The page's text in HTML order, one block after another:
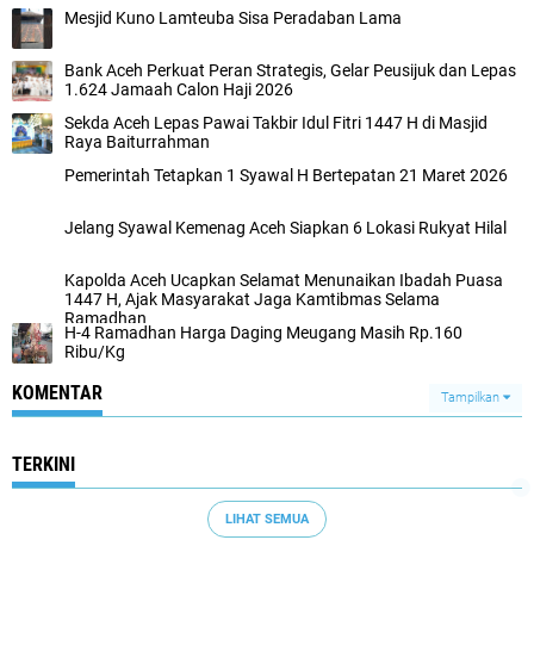
Mesjid Kuno Lamteuba Sisa Peradaban Lama
Bank Aceh Perkuat Peran Strategis, Gelar Peusijuk dan Lepas
1.624 Jamaah Calon Haji 2026
Sekda Aceh Lepas Pawai Takbir Idul Fitri 1447 H di Masjid
Raya Baiturrahman
Pemerintah Tetapkan 1 Syawal H Bertepatan 21 Maret 2026
Jelang Syawal Kemenag Aceh Siapkan 6 Lokasi Rukyat Hilal
Kapolda Aceh Ucapkan Selamat Menunaikan Ibadah Puasa
1447 H, Ajak Masyarakat Jaga Kamtibmas Selama
Ramadhan
H-4 Ramadhan Harga Daging Meugang Masih Rp.160
Ribu/Kg
KOMENTAR Tampilkan
TERKINI
LIHAT SEMUA